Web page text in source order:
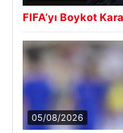
FIFA’yı Boykot
05/08/2026